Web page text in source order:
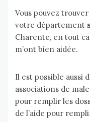
Vous pouvez
votre département
Charente, en tout
m’ont bien aidée.
Il est possible aussi
associations de
pour remplir les
de l’aide pour